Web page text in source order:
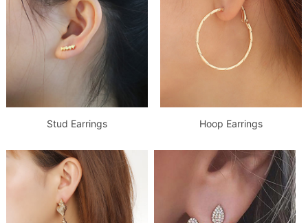
Stud Earrings Hoop Earrings